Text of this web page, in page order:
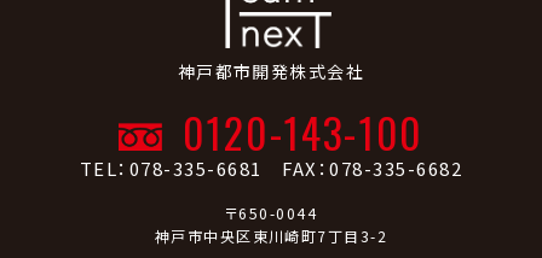
神戸都市開発株式会社
0120-143-100
TEL：078-335-6681 FAX：078-335-6682
〒650-0044
神戸市中央区東川崎町7丁目3-2